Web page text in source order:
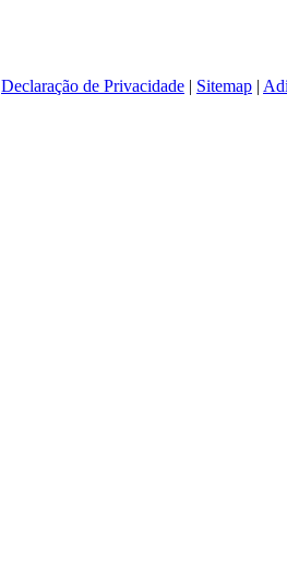
Declaração de Privacidade | Sitemap |